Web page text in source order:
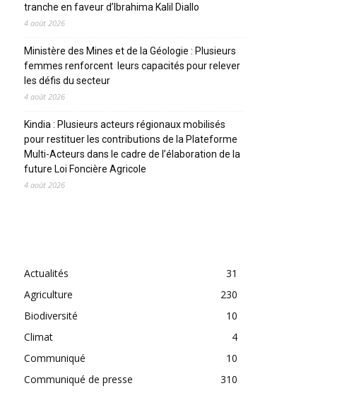
tranche en faveur d’Ibrahima Kalil Diallo
4 août 2026
Ministère des Mines et de la Géologie : Plusieurs
femmes renforcent leurs capacités pour relever
les défis du secteur
4 août 2026
Kindia : Plusieurs acteurs régionaux mobilisés
pour restituer les contributions de la Plateforme
Multi-Acteurs dans le cadre de l’élaboration de la
future Loi Foncière Agricole
4 août 2026
Actualités
31
Agriculture
230
Biodiversité
10
Climat
4
Communiqué
10
Communiqué de presse
310